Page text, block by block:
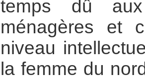
temps dû aux
ménagères et
niveau
la femme du